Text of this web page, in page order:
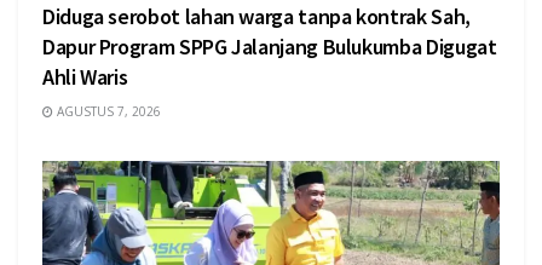
Diduga serobot lahan warga tanpa kontrak Sah,
Dapur Program SPPG Jalanjang Bulukumba Digugat
Ahli Waris
AGUSTUS 7, 2026